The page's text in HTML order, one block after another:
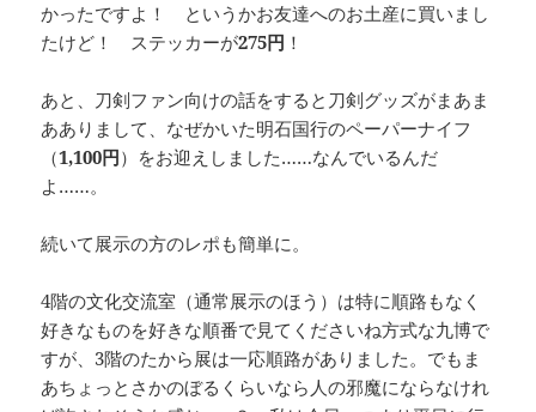
かったですよ！ というかお友達へのお土産に買いまし
たけど！ ステッカーが275円 ！
あと、刀剣ファン向けの話をすると刀剣グッズがまあま
あありまして、なぜかいた明石国行のペーパーナイフ
（1,100円）をお迎えしました……なんでいるんだ
よ……。
続いて展示の方のレポも簡単に。
4階の文化交流室（通常展示のほう）は特に順路もなく
好きなものを好きな順番で見てくださいね方式な九博で
すが、3階のたから展は一応順路がありました。でもま
あちょっとさかのぼるくらいなら人の邪魔にならなけれ